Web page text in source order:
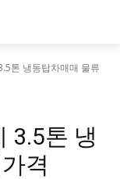
톤 냉동탑차매매 물류
3.5톤 냉
격